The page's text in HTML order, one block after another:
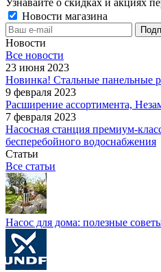
Узнавайте о скидках и акциях
Новости магазина
Новости
Все новости
23 июня 2023
Новинка! Стальные панельные
9 февраля 2023
Расширение ассортимента,
7 февраля 2023
Насосная станция премиум-
бесперебойного водоснабжения
Статьи
Все статьи
Насос для дома: полезные